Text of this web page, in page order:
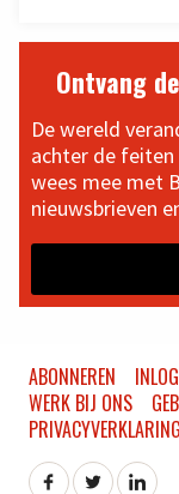
Ontvang
De wereld
achter de feiten
wees mee met
nieuwsbrieven
ABONNEREN
WERK BIJ ONS
PRIVACYVERKLARING